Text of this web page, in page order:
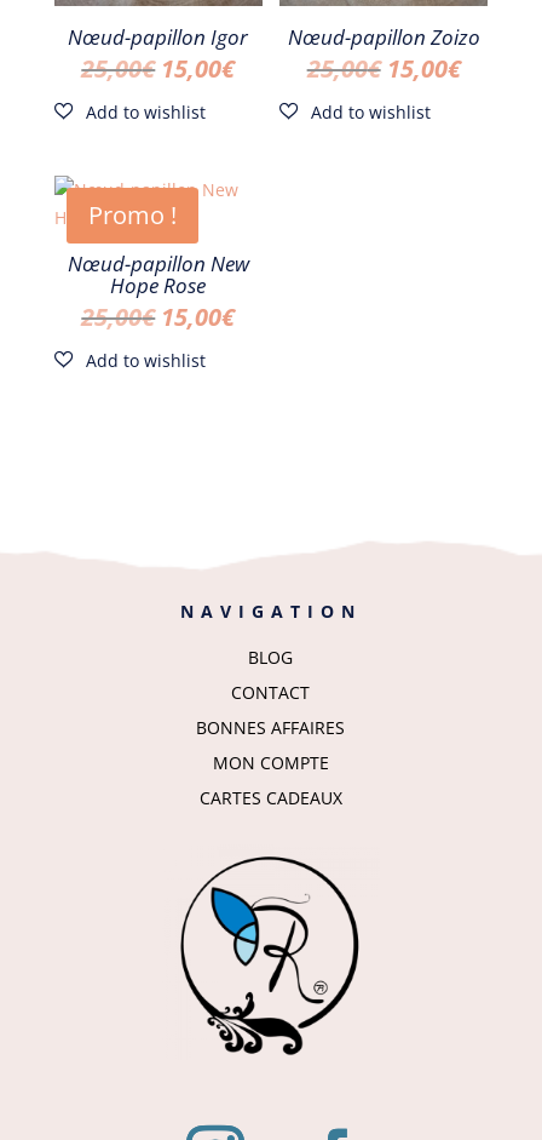
Nœud-papillon Igor
25,00€ Le
prix
était :
25,00€.
15,00€Le
est :
Nœud-papillon Zoizo
25,00€ Le
prix
15,00€Le
Promo !
Nœud-papillon New
Hope Rose
25,00€ Le
prix
15,00€Le
NAVIGATION
BLOG
CONTACT
BONNES AFFAIRES
MON COMPTE
CARTES CADEAUX